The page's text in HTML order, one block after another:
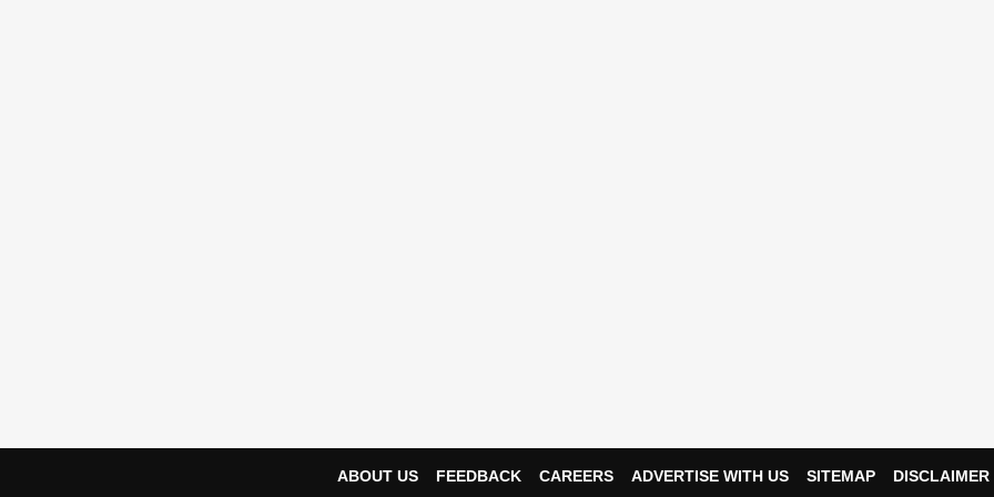
ABOUT US FEEDBACK CAREERS ADVERTISE WITH US SITEMAP DISCLAIMER